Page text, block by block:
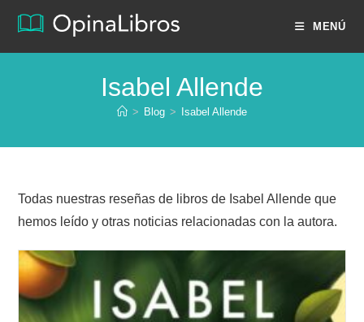
MENÚ
Isabel Allende
> Blog > Isabel Allende
Todas nuestras reseñas de libros de Isabel Allende que
hemos leído y otras noticias relacionadas con la autora.